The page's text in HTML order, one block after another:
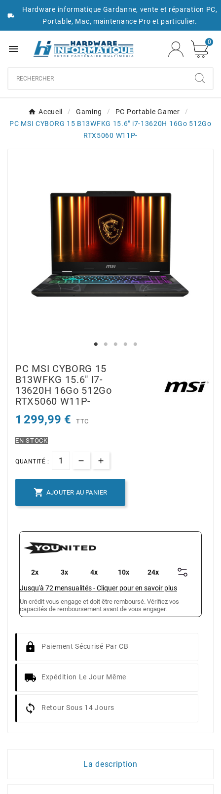

Hardware informatique Gardanne, vente et réparation PC,
Portable, Mac, maintenance Pro et particulier.

0
Accueil Gaming
PC Portable Gamer
PC MSI CYBORG 15 B13WFKG 15.6" i7-13620H 16Go 512Go
RTX5060 W11P-
PC MSI CYBORG 15
B13WFKG 15.6" I7-
13620H 16Go 512Go
RTX5060 W11P-
1 299,99 € TTC
EN STOCK
QUANTITÉ :
 AJOUTER AU PANIER
2x 3x 4x 10x
24x
Jusqu'à 72 mensualités-Cliquer pour en savoir plus
Un crédit vous engage et doit être remboursé. Vérifiez vos
capacités de remboursement avant de vous engager.
Paiement Sécurisé Par CB
Expédition Le Jour Même
Retour Sous 14 Jours
La description